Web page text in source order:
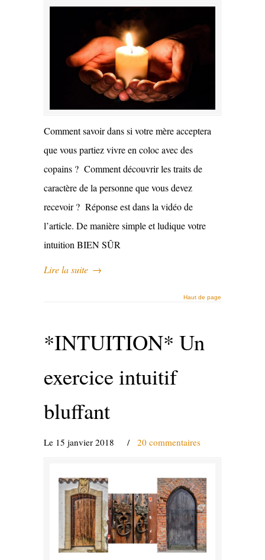
Comment savoir dans si votre mère acceptera
que vous partiez vivre en coloc avec des
copains ? Comment découvrir les traits de
caractère de la personne que vous devez
recevoir ? Réponse est dans la vidéo de
l’article. De manière simple et ludique votre
intuition BIEN SÛR
Lire la suite →
Haut de page
*INTUITION* Un
exercice intuitif
bluffant
Le 15 janvier 2018 / 20 commentaires